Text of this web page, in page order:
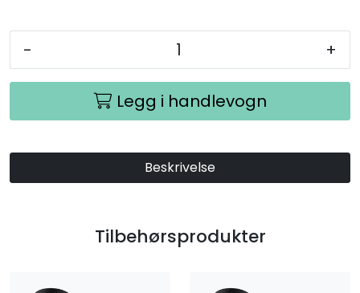
- +
Legg i handlevogn
Beskrivelse
Tilbehørsprodukter